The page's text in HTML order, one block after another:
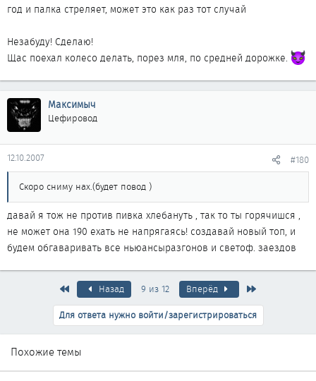
год и палка стреляет, может это как раз тот случай
Незабуду! Сделаю!
Щас поехал колесо делать, порез мля, по средней дорожке.
Максимыч
Цефировод
12.10.2007 #180
Скоро сниму нах.(будет повод )
давай я тож не против пивка хлебануть , так то ты горячишся ,
не может она 190 ехать не напрягаясь! создавай новый топ, и
будем обгаваривать все ньюансыразгонов и светоф. заездов
ПервыйНазад 9 из 12 Вперёд
Для ответа нужно войти/зарегистрироваться
Похожие темы